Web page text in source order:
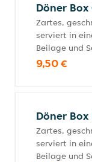
Döner Box
Zartes,
serviert in
Beilage und
9,50 €
Döner
Zartes,
serviert in
Beilage und